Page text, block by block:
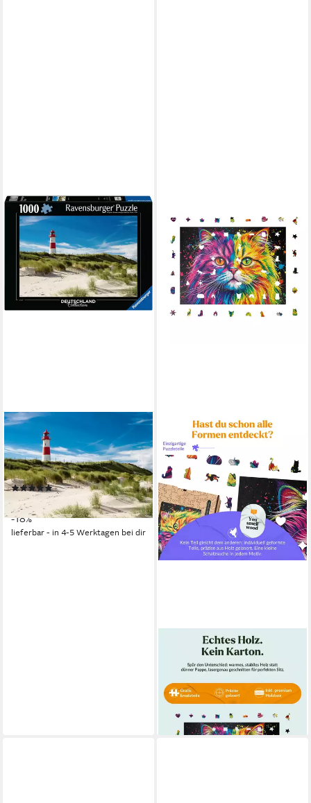
RAVENSBURGER
Puzzle Deutschland
Collection, Sylt, 1000
Puzzleteile, Made in Germany
(5)
ab 13,99 € UVP 16,99 €
-18%
lieferbar - in 4-5 Werktagen bei dir
MAGICHOLZ
Puzzle Bunte Perserkatze
Holzpuzzle (2D), 1000
Puzzleteile
59,90 €
lieferbar - in 3-4 Werktagen bei dir